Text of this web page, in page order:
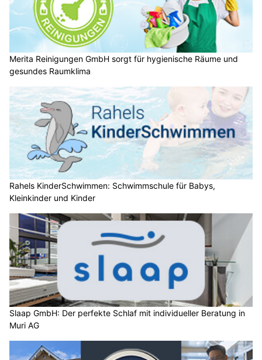
Merita Reinigungen GmbH sorgt für hygienische Räume und
gesundes Raumklima
Rahels KinderSchwimmen: Schwimmschule für Babys,
Kleinkinder und Kinder
Slaap GmbH: Der perfekte Schlaf mit individueller Beratung in
Muri AG